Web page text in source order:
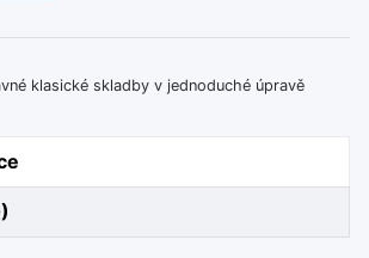
klasické skladby v jednoduché úpravě